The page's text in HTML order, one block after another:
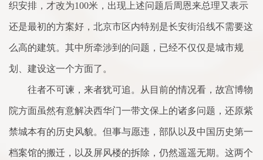
织安排，才改为100米，出现上述问题后周恩来总理又表示
还是最初的方案好，北京市区内特别是长安街沿线不需要这
么高的建筑。其中所牵涉到的问题，已经不仅仅是城市规
划、建设这一个方面了。
往者不可谏，来者犹可追。从目前的情况看，故宫博物
院方面虽然有意解决西华门一带文保上的诸多问题，还原紫
禁城本有的历史风貌。但事与愿违，部队以及中国历史第一
档案馆的搬迁，以及屏风楼的拆除，仍然遥遥无期。这两个